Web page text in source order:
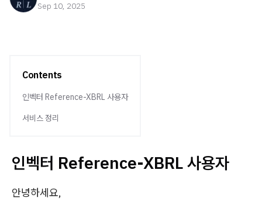
Sep 10, 2025
Contents
인벡터 Reference-XBRL 사용자
서비스 정리
인벡터 Reference-XBRL 사용자
안녕하세요,